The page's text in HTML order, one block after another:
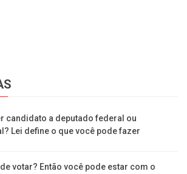
candidato a deputado federal ou
Lei define o que você pode fazer
votar? Então você pode estar com o